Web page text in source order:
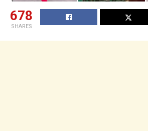
678
SHARES